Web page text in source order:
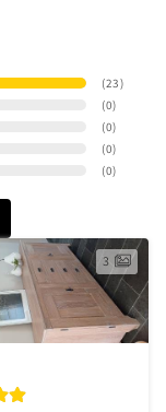
(23)
(0)
(0)
(0)
(0)
3